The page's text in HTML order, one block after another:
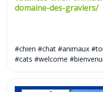
domaine-des-graviers/
#chien #chat #animaux
#cats #welcome